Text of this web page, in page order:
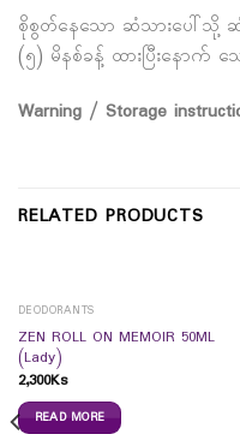
စိုစွတ်နေသော ဆံသားပေါ်သို့ ဆံ
(၅) မိနစ်ခန့် ထားပြီးနောက် သေ
Warning / Storage
RELATED PRODUCTS
DEODORANTS
ZEN ROLL ON MEMOIR 50ML
(Lady)
2,300Ks
READ MORE